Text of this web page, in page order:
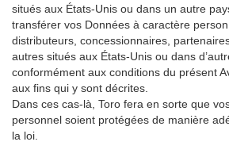
situés aux États-Unis ou dans un autre
transférer vos Données à caractère
distributeurs, concessionnaires,
autres situés aux États-Unis ou dans
conformément aux conditions du présent
aux fins qui y sont décrites.
Dans ces cas-là, Toro fera en sorte que
personnel soient protégées de manière
la loi.